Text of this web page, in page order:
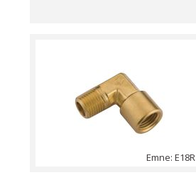
Emne: E18R